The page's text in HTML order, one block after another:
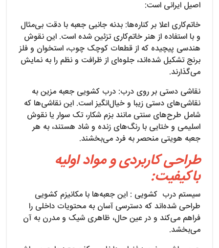
اصیل ایرانی است:
خاتم‌کاری اعلا بر کناره‌ها: بدنه جانبی جعبه با دقت بی‌مثال
و با استفاده از هنر خاتم‌کاری تزئین شده است. این نقوش
هندسی پیچیده که از قطعات کوچک چوب، استخوان و فلز
برنج تشکیل شده‌اند، جلوه‌ای از ظرافت و نظم را به نمایش
می‌گذارند.
نقاشی دستی بر روی درب: درب کشویی جعبه مزین به
نقاشی‌های دستی زیبا و خیال‌انگیز است. این نقاشی‌ها که
شامل طرح‌های سنتی مانند بزم شکار، تک سوار یا نقوش
اسلیمی و ختایی با رنگ‌های زنده و شاد هستند، به هر
جعبه هویتی منحصر به فرد می‌بخشند.
طراحی کاربردی و مواد اولیه
باکیفیت:
سیستم درب کشویی : این جعبه‌ها با مکانیزم کشویی
طراحی شده‌اند که دسترسی آسان به محتویات داخلی را
فراهم می‌کند و در عین حال، ظاهری شیک و مدرن به آن
می‌بخشد.